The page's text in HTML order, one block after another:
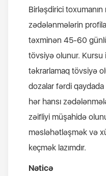
Birləşdirici
zədələnmələrin
təxminən 45-60
tövsiyə olunur. Kursu
təkrarlamaq tövsiyə
dozalar fərdi
hər hansı
zəifliyi müşahidə
məsləhətləşmək və
keçmək lazımdır.
Nəticə